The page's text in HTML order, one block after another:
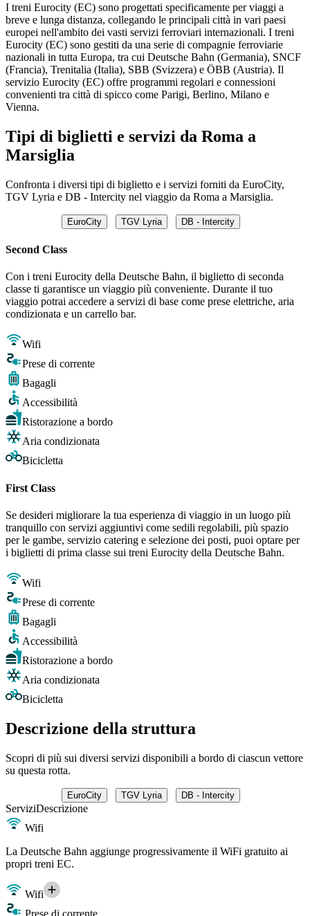
I treni Eurocity (EC) sono progettati specificamente per viaggi a
breve e lunga distanza, collegando le principali città in vari paesi
europei nell'ambito dei vasti servizi ferroviari internazionali. I treni
Eurocity (EC) sono gestiti da una serie di compagnie ferroviarie
nazionali in tutta Europa, tra cui Deutsche Bahn (Germania), SNCF
(Francia), Trenitalia (Italia), SBB (Svizzera) e ÖBB (Austria). Il
servizio Eurocity (EC) offre programmi regolari e connessioni
convenienti tra città di spicco come Parigi, Berlino, Milano e
Vienna.
Tipi di biglietti e servizi da Roma a
Marsiglia
Confronta i diversi tipi di biglietto e i servizi forniti da EuroCity,
TGV Lyria e DB - Intercity nel viaggio da Roma a Marsiglia.
EuroCity TGV Lyria DB - Intercity
Second Class
Con i treni Eurocity della Deutsche Bahn, il biglietto di seconda
classe ti garantisce un viaggio più conveniente. Durante il tuo
viaggio potrai accedere a servizi di base come prese elettriche, aria
condizionata e un carrello bar.
Wifi
Prese di corrente
Bagagli
Accessibilità
Ristorazione a bordo
Aria condizionata
Bicicletta
First Class
Se desideri migliorare la tua esperienza di viaggio in un luogo più
tranquillo con servizi aggiuntivi come sedili regolabili, più spazio
per le gambe, servizio catering e selezione dei posti, puoi optare per
i biglietti di prima classe sui treni Eurocity della Deutsche Bahn.
Wifi
Prese di corrente
Bagagli
Accessibilità
Ristorazione a bordo
Aria condizionata
Bicicletta
Descrizione della struttura
Scopri di più sui diversi servizi disponibili a bordo di ciascun vettore
su questa rotta.
EuroCity TGV Lyria DB - Intercity
ServiziDescrizione
Wifi
La Deutsche Bahn aggiunge progressivamente il WiFi gratuito ai
propri treni EC.
Wifi
Prese di corrente